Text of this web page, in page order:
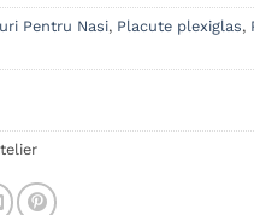
Pentru Nasi, Placute plexiglas,